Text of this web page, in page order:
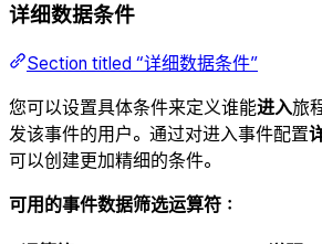
详细数据条件
Section titled “详细数据条件”
您可以设置具体条件来定义谁能进入旅
发该事件的用户。通过对进入事件配置
可以创建更加精细的条件。
可用的事件数据筛选运算符：